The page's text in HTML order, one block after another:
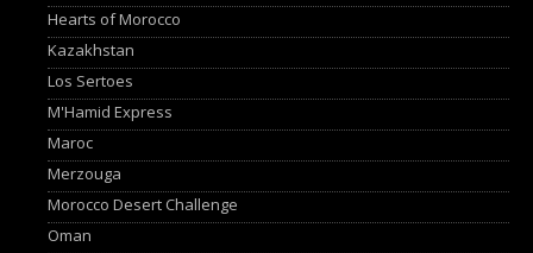
Hearts of Morocco
Kazakhstan
Los Sertoes
M'Hamid Express
Maroc
Merzouga
Morocco Desert Challenge
Oman